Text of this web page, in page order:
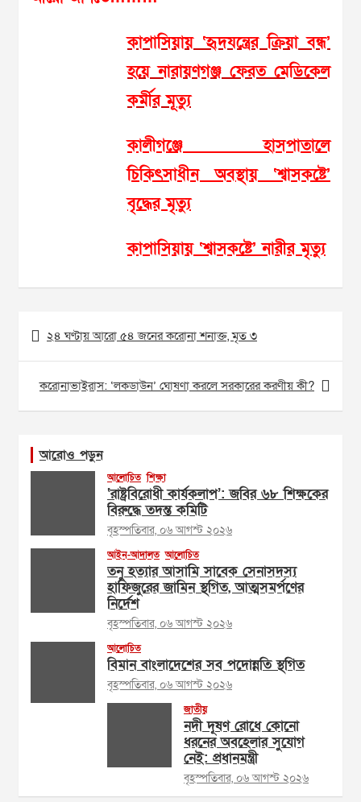
কাপাসিয়ায় ‘হৃদযন্ত্রের ক্রিয়া বন্ধ’
হয়ে নারায়ণগঞ্জ ফেরত মেডিকেল
কর্মীর মূত্যু
কালীগঞ্জে হাসপাতালে
চিকিৎসাধীন অবস্থায় ‘শ্বাসকষ্টে’
বৃদ্ধের মৃত্যু
কাপাসিয়ায় ‘শ্বাসকষ্টে’ নারীর মৃত্যু
Post
navigation
২৪ ঘণ্টায় আরো ৫৪ জনের করোনা শনাক্ত, মৃত ৩
করোনাভাইরাস: ‘লকডাউন’ ঘোষণা করলে সরকারের করণীয় কী?
আরোও পড়ুন
আলোচিত শিক্ষা
‘রাষ্ট্রবিরোধী কার্যকলাপ’: জবির ৬৮ শিক্ষকের
বিরুদ্ধে তদন্ত কমিটি
বৃহস্পতিবার, ০৬ আগস্ট ২০২৬
আইন-আদালত আলোচিত
তনু হত্যার আসামি সাবেক সেনাসদস্য
হাফিজুরের জামিন স্থগিত, আত্মসমর্পণের
নির্দেশ
বৃহস্পতিবার, ০৬ আগস্ট ২০২৬
আলোচিত
বিমান বাংলাদেশের সব পদোন্নতি স্থগিত
বৃহস্পতিবার, ০৬ আগস্ট ২০২৬
জাতীয়
নদী দূষণ রোধে কোনো
ধরনের অবহেলার সুযোগ
নেই: প্রধানমন্ত্রী
বৃহস্পতিবার, ০৬ আগস্ট ২০২৬